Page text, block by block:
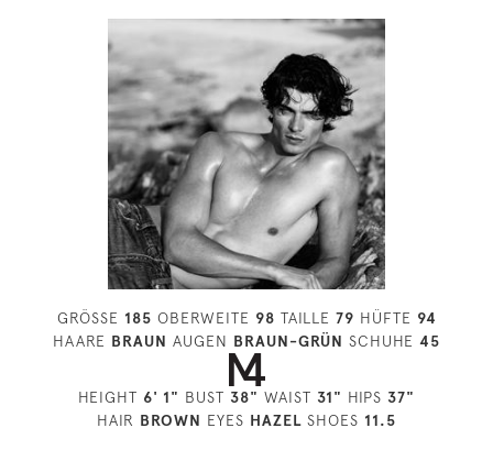
GRÖSSE 185 OBERWEITE 98 TAILLE 79 HÜFTE 94
HAARE BRAUN AUGEN BRAUN-GRÜN SCHUHE 45
HEIGHT 6' 1" BUST 38" WAIST 31" HIPS 37"
HAIR BROWN EYES HAZEL SHOES 11.5